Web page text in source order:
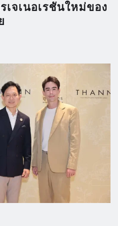
เจเนอเรชันใหม่ของ